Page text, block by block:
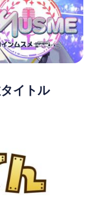
イトル